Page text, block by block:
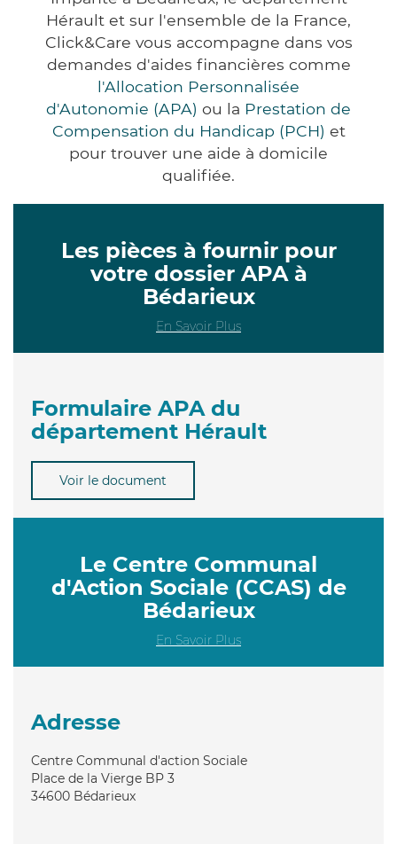
Hérault et sur l'ensemble de la France,
Click&Care vous accompagne dans vos
demandes d'aides financières comme
l'Allocation Personnalisée
d'Autonomie (APA) ou la Prestation de
Compensation du Handicap (PCH) et
pour trouver une aide à domicile
qualifiée.
Les pièces à fournir pour
votre dossier APA à
Bédarieux
En Savoir Plus
Formulaire APA du
département Hérault
Voir le document
Le Centre Communal
d'Action Sociale (CCAS) de
Bédarieux
En Savoir Plus
Adresse
Centre Communal d'action Sociale
Place de la Vierge BP 3
34600 Bédarieux